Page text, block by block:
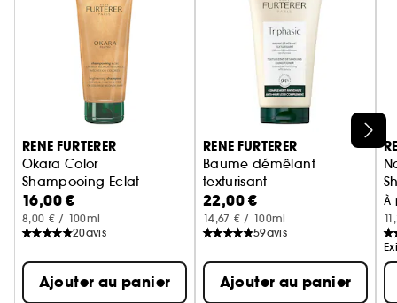
Ignorer le carrousel produits
RENE FURTERER
Okara Color
Shampooing Eclat
16,00 €
8,00 € / 100ml
20avis
Ajouter au panier
RENE FURTERER
Baume démêlant
texturisant
22,00 €
14,67 € / 100ml
59avis
Ajouter au panier
À